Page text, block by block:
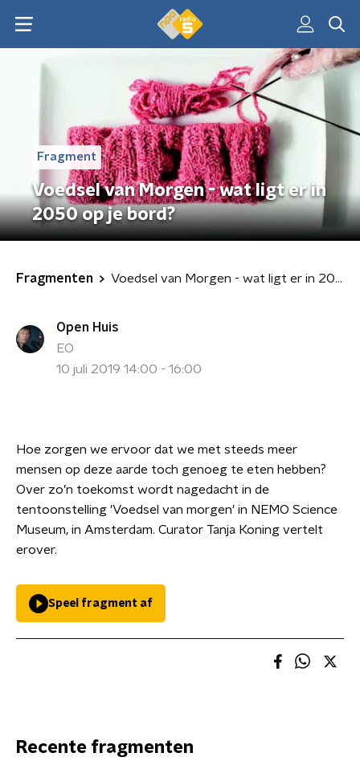
Fragment
Voedsel van Morgen - wat ligt er in
2050 op je bord?
Fragmenten Voedsel van Morgen - wat ligt er in 2050 op je bord?
Open Huis
EO
10 juli 2019 14:00 - 16:00
Hoe zorgen we ervoor dat we met steeds meer
mensen op deze aarde toch genoeg te eten hebben?
Over zo’n toekomst wordt nagedacht in de
tentoonstelling 'Voedsel van morgen' in NEMO Science
Museum, in Amsterdam. Curator Tanja Koning vertelt
erover.
Speel fragment af
Recente fragmenten